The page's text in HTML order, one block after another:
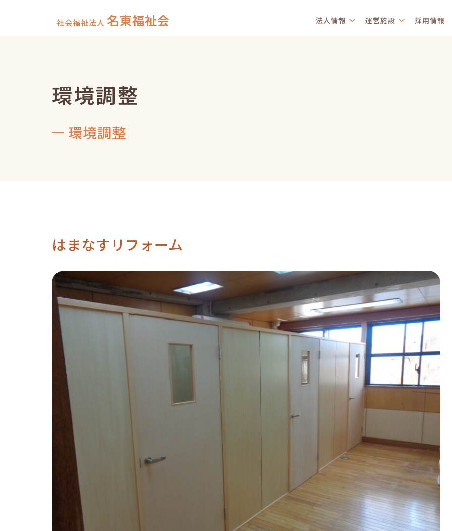
社会福祉法人 名東福祉会 法人情報 運営施設 採用情報
環境調整
環境調整
はまなすリフォーム